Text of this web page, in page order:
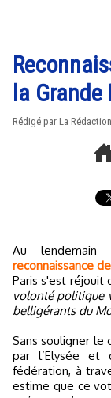
la
Rédigé par La
Au
reconnaissance
Paris s'est réjouit
volonté politique
belligérants du
Sans souligner le
par l’Elysée et
fédération, à
estime que ce